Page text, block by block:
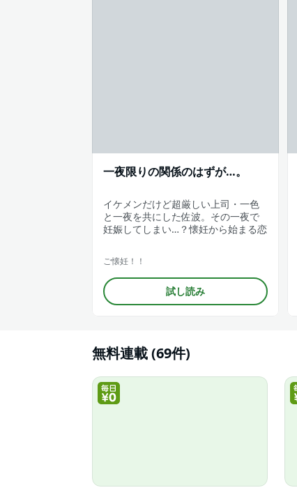
一夜限りの関係のはずが…。
イケメンだけど超厳しい上司・一色
と一夜を共にした佐波。その一夜で
妊娠してしまい…？懐妊から始まる恋
ご懐妊！！
試し読み
無料連載 (69件)